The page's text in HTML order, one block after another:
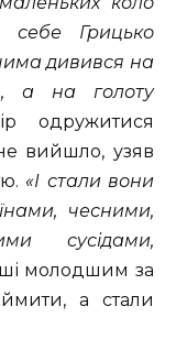
себе Грицько
дивився на
а на голоту
одружитися
вийшло, узяв
«І стали вони
чесними,
сусідами,
молодшим за
а стали